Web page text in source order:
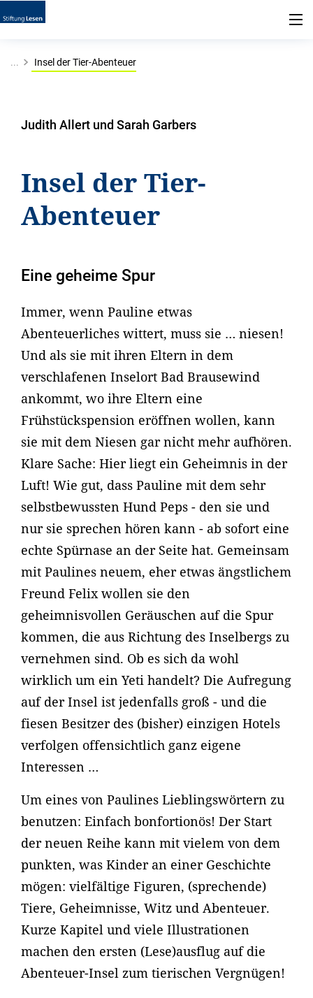
... Insel der Tier-Abenteuer
Judith Allert und Sarah Garbers
Insel der Tier-
Abenteuer
Eine geheime Spur
Immer, wenn Pauline etwas
Abenteuerliches wittert, muss sie … niesen!
Und als sie mit ihren Eltern in dem
verschlafenen Inselort Bad Brausewind
ankommt, wo ihre Eltern eine
Frühstückspension eröffnen wollen, kann
sie mit dem Niesen gar nicht mehr aufhören.
Klare Sache: Hier liegt ein Geheimnis in der
Luft! Wie gut, dass Pauline mit dem sehr
selbstbewussten Hund Peps - den sie und
nur sie sprechen hören kann - ab sofort eine
echte Spürnase an der Seite hat. Gemeinsam
mit Paulines neuem, eher etwas ängstlichem
Freund Felix wollen sie den
geheimnisvollen Geräuschen auf die Spur
kommen, die aus Richtung des Inselbergs zu
vernehmen sind. Ob es sich da wohl
wirklich um ein Yeti handelt? Die Aufregung
auf der Insel ist jedenfalls groß - und die
fiesen Besitzer des (bisher) einzigen Hotels
verfolgen offensichtlich ganz eigene
Interessen …
Um eines von Paulines Lieblingswörtern zu
benutzen: Einfach bonfortionös! Der Start
der neuen Reihe kann mit vielem von dem
punkten, was Kinder an einer Geschichte
mögen: vielfältige Figuren, (sprechende)
Tiere, Geheimnisse, Witz und Abenteuer.
Kurze Kapitel und viele Illustrationen
machen den ersten (Lese)ausflug auf die
Abenteuer-Insel zum tierischen Vergnügen!